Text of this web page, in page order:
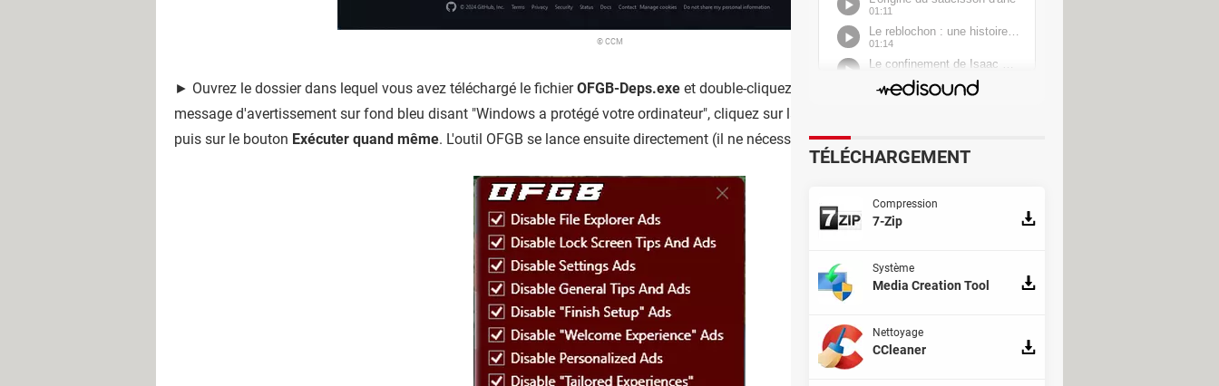
© CCM
► Ouvrez le dossier dans lequel vous avez téléchargé le fichierOFGB-Deps.exe et double-cliquez dessus. Si Windows 11 affiche un
message d'avertissement sur fond bleu disant "Windows a protégé votre ordinateur", cliquez sur la ligne
puis sur le bouton Exécuter quand même. L'outil OFGB se lance ensuite directement (il ne nécessite pas d'installation).
TÉLÉCHARGEMENT
Compression
7-Zip
Système
Media Creation Tool
Nettoyage
CCleaner